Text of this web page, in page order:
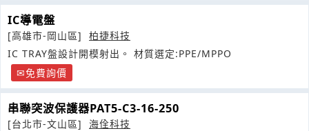
IC導電盤
[高雄市-岡山區]
柏捷科技
IC TRAY盤設計開模射出。 材質選定:PPE/MPPO
免費詢價
串聯突波保護器PAT5-C3-16-250
[台北市-文山區]
海佺科技